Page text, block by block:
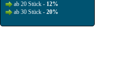
ab 20 Stück - 12%
ab 30 Stück - 20%